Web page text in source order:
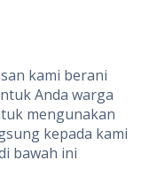
kami berani
Anda warga
mengunakan
kepada kami
bawah ini